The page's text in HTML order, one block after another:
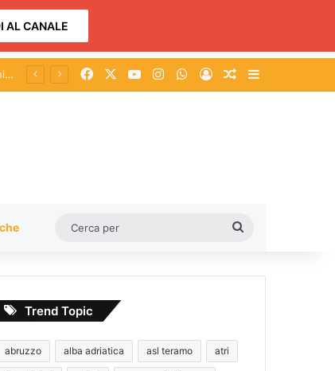
AL CANALE
Facebook You TubeInstagramWhatsApp
AccediUn articolo a
Trend Topic
abruzzo alba adriatica asl teramo atri